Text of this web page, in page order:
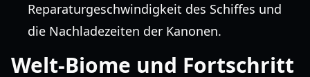
Reparaturgeschwindigkeit des Schiffes und
die Nachladezeiten der Kanonen.
Welt-Biome und Fortschritt